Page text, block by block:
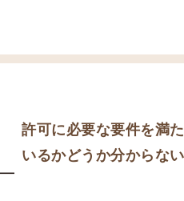
許可に必要な要件を満
いるかどうか分からない